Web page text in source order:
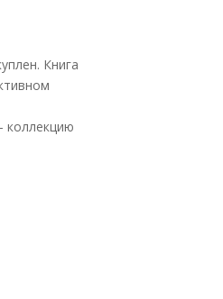
Книга
коллекцию